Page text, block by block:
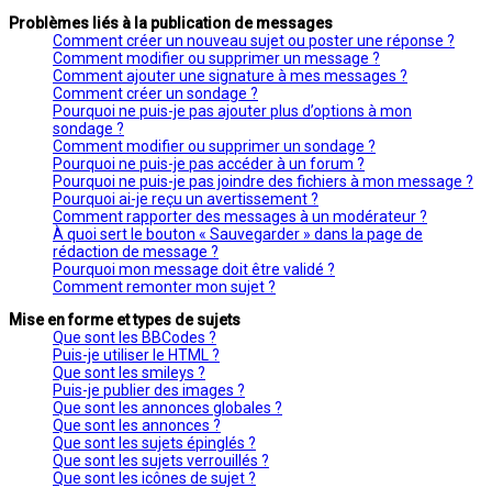
Problèmes liés à la publication de messages
Comment créer un nouveau sujet ou poster une réponse ?
Comment modifier ou supprimer un message ?
Comment ajouter une signature à mes messages ?
Comment créer un sondage ?
Pourquoi ne puis-je pas ajouter plus d’options à mon
sondage ?
Comment modifier ou supprimer un sondage ?
Pourquoi ne puis-je pas accéder à un forum ?
Pourquoi ne puis-je pas joindre des fichiers à mon message ?
Pourquoi ai-je reçu un avertissement ?
Comment rapporter des messages à un modérateur ?
À quoi sert le bouton « Sauvegarder » dans la page de
rédaction de message ?
Pourquoi mon message doit être validé ?
Comment remonter mon sujet ?
Mise en forme et types de sujets
Que sont les BBCodes ?
Puis-je utiliser le HTML ?
Que sont les smileys ?
Puis-je publier des images ?
Que sont les annonces globales ?
Que sont les annonces ?
Que sont les sujets épinglés ?
Que sont les sujets verrouillés ?
Que sont les icônes de sujet ?